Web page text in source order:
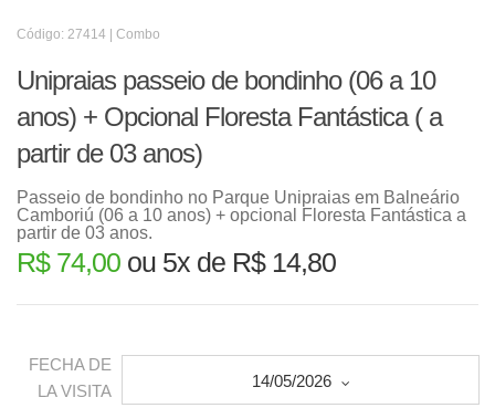
Código: 27414 | Combo
Unipraias passeio de bondinho (06 a 10
anos) + Opcional Floresta Fantástica ( a
partir de 03 anos)
Passeio de bondinho no Parque Unipraias em Balneário
Camboriú (06 a 10 anos) + opcional Floresta Fantástica a
partir de 03 anos.
R$ 74,00 ou 5x de R$ 14,80
FECHA DE
LA VISITA
14/05/2026